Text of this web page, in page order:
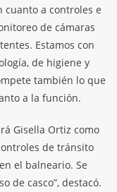
cuanto a controles e
de cámaras
Estamos con
de higiene y
también lo que
a la función.
Gisella Ortiz como
de tránsito
el balneario. Se
de casco”, destacó.